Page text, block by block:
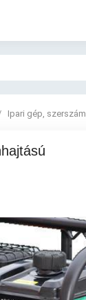
Ipari gép, szerszám